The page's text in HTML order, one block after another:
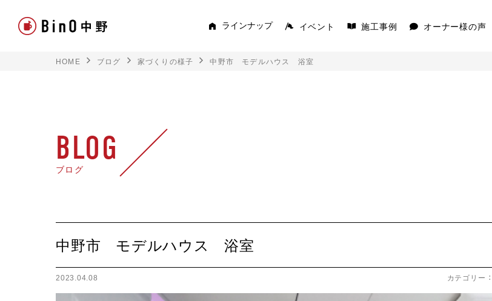
ラインナップ
平屋
2階建て
TREK
トキドキを愉しむ平屋
イベント 施工事例 オーナー様の声
HOME ブログ 家づくりの様子 中野市 モデルハウス 浴室
BLOG
ブログ
中野市 モデルハウス 浴室
2023.04.08 カテゴリー ：